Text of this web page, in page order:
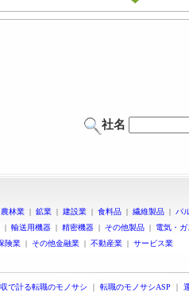
社名
林業 | 鉱業 | 建設業 | 食料品 | 繊維製品 | パ
| 輸送用機器 | 精密機器 | その他製品 | 電気・
険業 | その他金融業 | 不動産業 | サービス業
収で計る転職のモノサシ ｜ 転職のモノサシASP ｜